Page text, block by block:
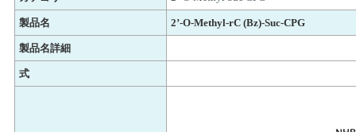
製品名 2’-O-Methyl-rC (Bz)-Suc-CPG
製品名詳細
式